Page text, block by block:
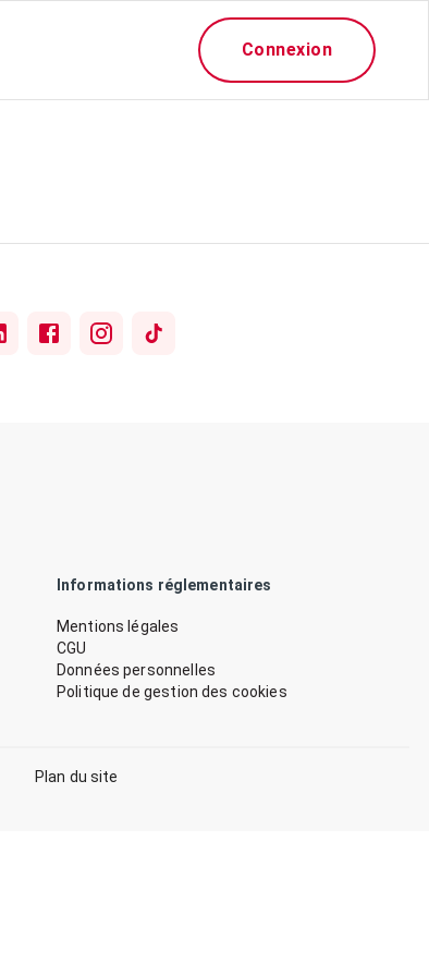
Connexion
Informations réglementaires
Mentions légales
CGU
Données personnelles
Politique de gestion des cookies
Plan du site